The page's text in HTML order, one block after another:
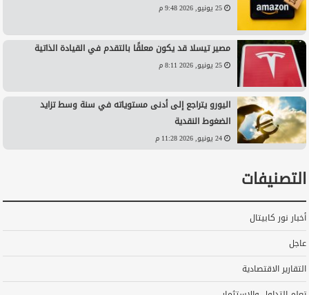
25 يونيو, 2026 9:48 م
مصير تيسلا قد يكون معلقًا بالتقدم في القيادة الذاتية
25 يونيو, 2026 8:11 م
اليورو يتراجع إلى أدنى مستوياته في سنة وسط تزايد
الضغوط النقدية
24 يونيو, 2026 11:28 م
التصنيفات
أخبار نور كابيتال
عاجل
التقارير الاقتصادية